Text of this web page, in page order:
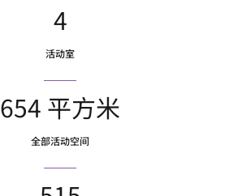
4
活动室
654 平方米
全部活动空间